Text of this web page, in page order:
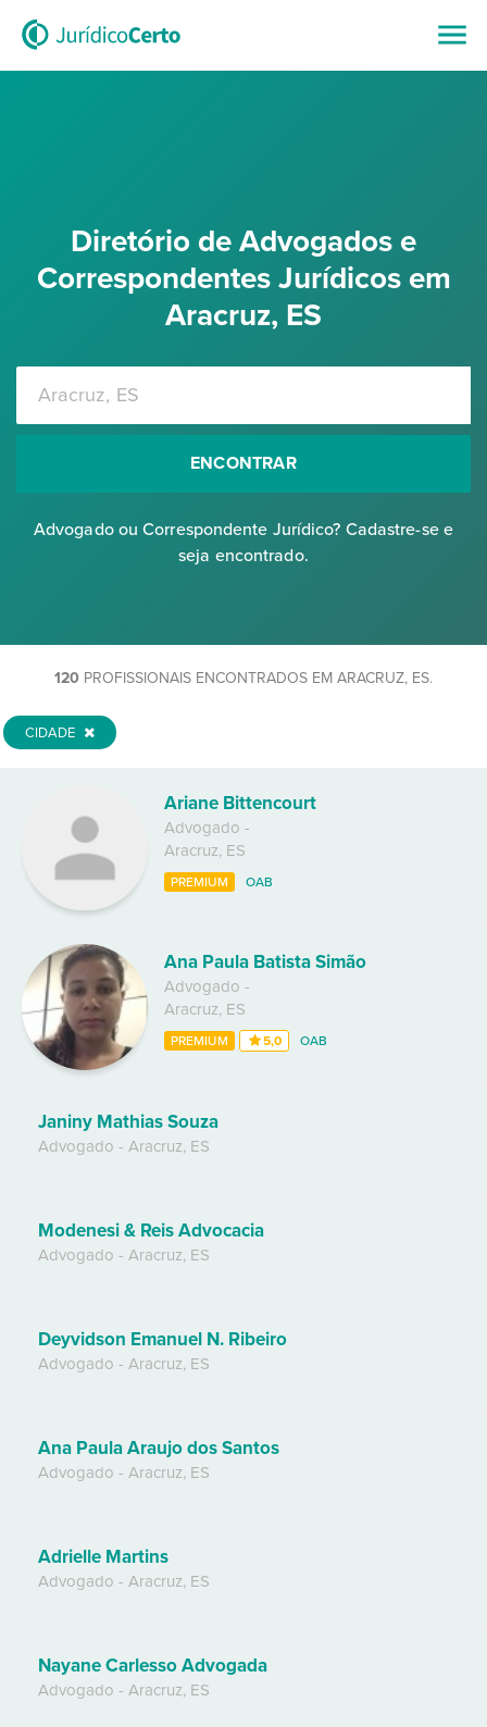
Diretório de Advogados e
Correspondentes Jurídicos em
Aracruz, ES
ENCONTRAR
Advogado ou Correspondente Jurídico? Cadastre-se e
seja encontrado.
120 PROFISSIONAIS ENCONTRADOS EM ARACRUZ, ES.
CIDADE
Ariane Bittencourt
Advogado -
Aracruz, ES
PREMIUM OAB
Ana Paula Batista Simão
Advogado -
Aracruz, ES
PREMIUM 5,0 OAB
Janiny Mathias Souza
Advogado - Aracruz, ES
Modenesi & Reis Advocacia
Advogado - Aracruz, ES
Deyvidson Emanuel N. Ribeiro
Advogado - Aracruz, ES
Ana Paula Araujo dos Santos
Advogado - Aracruz, ES
Adrielle Martins
Advogado - Aracruz, ES
Nayane Carlesso Advogada
Advogado - Aracruz, ES